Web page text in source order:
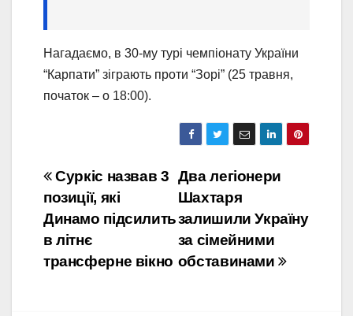
Нагадаємо, в 30-му турі чемпіонату України
“Карпати” зіграють проти “Зорі” (25 травня,
початок – о 18:00).
Навігація
записів
Два легіонери
Шахтаря
залишили Україну
за сімейними
обставинами
Суркіс назвав 3
позиції, які
Динамо підсилить
в літнє
трансферне вікно